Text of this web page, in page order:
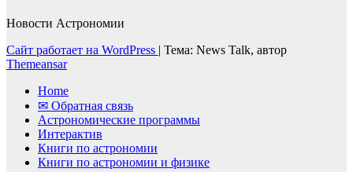
Новости Астрономии
Сайт работает на WordPress | Тема: News Talk, автор
Themeansar
Home
✉ Обратная связь
Астрономические программы
Интерактив
Книги по астрономии
Книги по астрономии и физике